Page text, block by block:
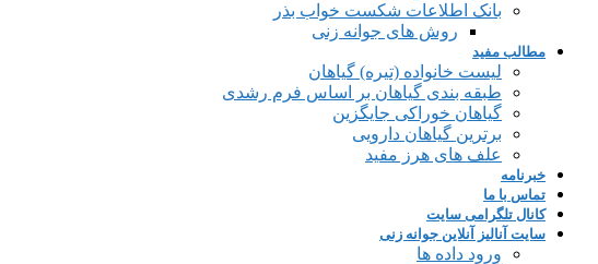
بانک اطلاعات شکست خواب بذر
روش های جوانه زنی
مطالب مفید
لیست خانواده (تیره) گیاهان
طبقه بندی گیاهان بر اساس فرم رشدی
گیاهان خوراکی جایگزین
برترین گیاهان دارویی
علف های هرز مفید
خبرنامه
تماس با ما
کانال تلگرامی سایت
سایت آنالیز آنلاین جوانه زنی
ورود داده ها